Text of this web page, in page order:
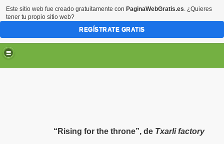
“Rising for the throne”, de Txarli factory
Este sitio web fue creado gratuitamente con PaginaWebGratis.es. ¿Quieres
tener tu propio sitio web?
REGÍSTRATE GRATIS